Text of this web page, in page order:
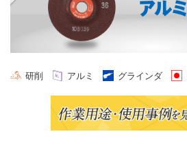
研削 アルミ グラインダ